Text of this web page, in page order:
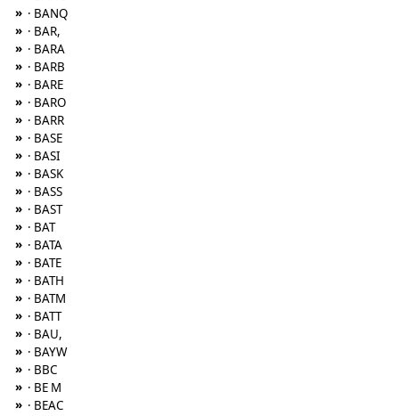
» · BANQ
» · BAR,
» · BARA
» · BARB
» · BARE
» · BARO
» · BARR
» · BASE
» · BASI
» · BASK
» · BASS
» · BAST
» · BAT
» · BATA
» · BATE
» · BATH
» · BATM
» · BATT
» · BAU,
» · BAYW
» · BBC
» · BE M
» · BEAC